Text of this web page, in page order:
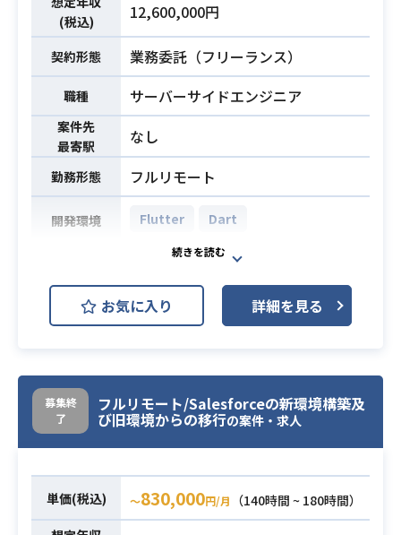
必須スキル
・要件文書から開発要件を正しく理
解できること。必要に応じて理解促
進の為のコミュニケーションが取れ
ること
・自身が担当するモジュールを、
「設計 → 実装 → 結合テスト」まで
一貫して開発が行える事
業務内容
以下の開発業務の実施をお願いしま
す。
- 機能開発
- QAテスト
- 運用保守
【開発言語】
・Dart
・Flutter
【開発環境】
・フロントエンド要素技術
- dart 3.x系
・バックエンド要素技術
- dart 3.x系
- Flutter 3.x系
- Firebase (Firebase Hosting, Fireb
ase Authentication, Firestore Data
base, Storage, Functions, Analytic
s)
・Webアプリケーションの開発経験
(税込)
12,600,000円
契約形態 業務委託（フリーランス）
職種 サーバーサイドエンジニア
案件先
最寄駅
なし
勤務形態 フルリモート
開発環境 Flutter Dart
【仕事内容】
新規開発中の小学生向け英語学習We
bアプリの製品版開発を行いたいと考
えています。
め、アプリを一緒にアップデートし
ていただける方を募集しています。
最初のプロジェクトとしては、2025
年3月の初回リリースに携わっていた
プロトタイプ版から製品版への機能
の移植と品質向上を行なっていただ
お気に入り 詳細を見る
募集終
了
フルリモート/Salesforceの新環境構築及
び旧環境からの移行の案件・求人
単価(税込) 〜830,000円/月
（140時間 ~ 180時間）